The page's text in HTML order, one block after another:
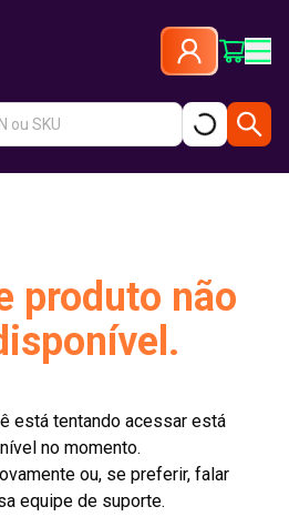
produto não
está tentando acessar está
no momento.
ou, se preferir, falar
equipe de suporte.